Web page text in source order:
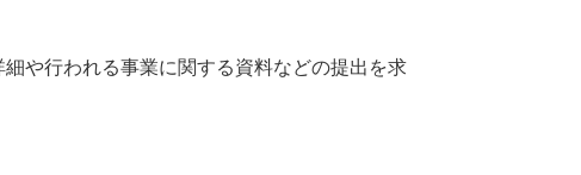
や行われる事業に関する資料などの提出を求